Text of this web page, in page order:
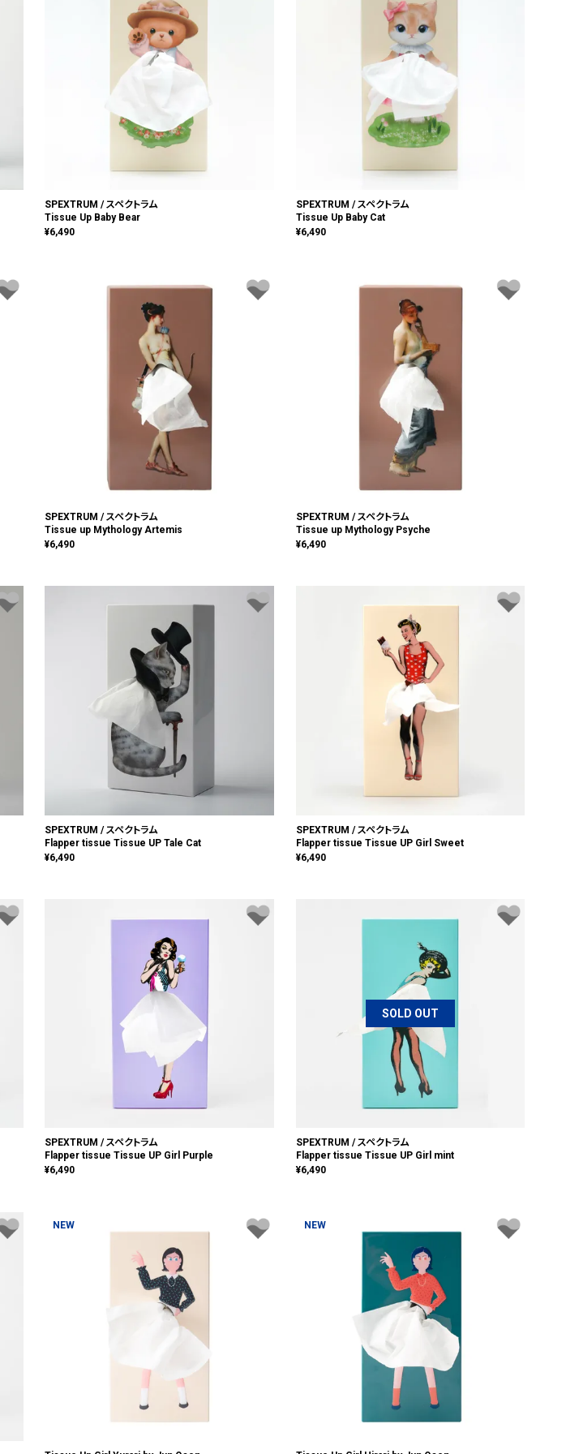
SPEXTRUM / スペクトラム
Tissue Up Baby Bear
¥6,490
SPEXTRUM / スペクトラム
Tissue Up Baby Cat
¥6,490
SPEXTRUM / スペクトラム
Tissue up Mythology Artemis
¥6,490
SPEXTRUM / スペクトラム
Tissue up Mythology Psyche
¥6,490
SPEXTRUM / スペクトラム
Flapper tissue Tissue UP Tale Cat
¥6,490
SPEXTRUM / スペクトラム
Flapper tissue Tissue UP Girl Sweet
¥6,490
SPEXTRUM / スペクトラム
Flapper tissue Tissue UP Girl Purple
¥6,490
SOLD OUT
SPEXTRUM / スペクトラム
Flapper tissue Tissue UP Girl mint
¥6,490
NEW NEW